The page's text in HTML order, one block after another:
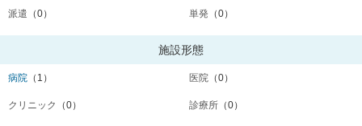
派遣 （0） 単発 （0）
施設形態
病院 （1） 医院 （0）
クリニック （0） 診療所 （0）